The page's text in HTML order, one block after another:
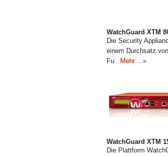
WatchGuard XTM
Die Security
einem Durchsatz
Fu
Mehr ...»
WatchGuard XTM
Die Plattform